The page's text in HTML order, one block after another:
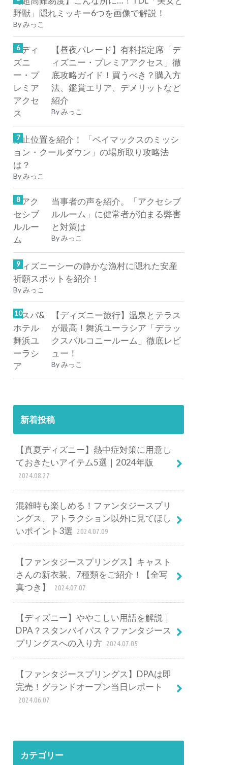
野獣」隠れミッキー6つを画像で解説！
Byみっこ
【昼夜パレード】有料指定席「デ
ィズニー・プレミアアクセス」徹
底攻略ガイド！買うべき？購入方
法、鑑賞エリア、デメリットなど
紹介
Byみっこ
停止位置を紹介！ 「ベイマックスのミッシ
ョン・クールダウン」の場所取り攻略法
は？
Byみっこ
当事者の声を紹介。「アクセシブ
ルルーム」に健常者が泊まる弊害
と対策は
Byみっこ
ディズニーシーの静かな漁村に隠れた安産
祈願スポットを紹介！
Byみっこ
【ディズニー旅行】温泉とテラス
が最高！舞浜ユーラシア「デラッ
クスバルコニールーム」徹底レビ
ュー！
Byみっこ
新着投稿
【真夏ディズニー】熱中症対策に用意し
ておきたいアイテム5選｜2024年版
2024.08.27
混雑時も楽しめる！ファンタジースプリ
ングス、アトラクション以外に見てほし
いポイント3選 2024.07.09
【ファンタジースプリングス】キャスト
さんの新衣装、7種類をご紹介！【全写
真つき】
2024.07.07
【ディズニー】ややこしい用語を解説｜
DPA？スタンバイパス？ファンタジース
プリングスへの入り方 2024.07.05
【ファンタジースプリングス】DPAは即
完売！グランドオープン当日レポート
2024.06.07
カテゴリー